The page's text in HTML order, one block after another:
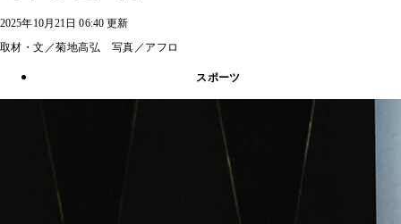
2025年10月21日 06:40 更新
取材・文／菊地高弘 写真／アフロ
スポーツ